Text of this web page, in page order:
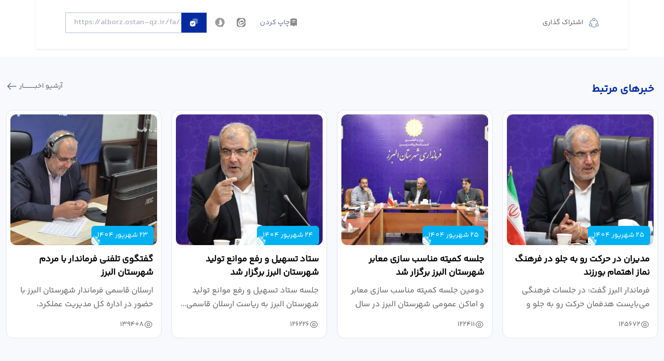
اشتراک گذاری چاپ کردن
خبر‌های مرتبط آرشیو اخبـــــــــــار
25 شهریور 1404
مدیران در حرکت رو به جلو در فرهنگ
نماز اهتمام بورزند
فرماندار البرز گفت: در جلسات فرهنگی
می‌بایست هدفمان حرکت رو به جلو و
دستیابی...
125672
25 شهریور 1404
جلسه کمیته مناسب سازی معابر
شهرستان البرز برگزار شد
دومین جلسه کمیته مناسب سازی معابر
و اماکن عمومی شهرستان البرز در سال
۱۴۰۴ به...
122411
24 شهریور 1404
ستاد تسهیل و رفع موانع تولید
شهرستان البرز برگزار شد
جلسه ستاد تسهیل و رفع موانع تولید
شهرستان البرز به ریاست ارسلان قاسمی...
126226
23 شهریور 1404
گفتگوی تلفنی فرماندار با مردم
شهرستان البرز
ارسلان قاسمی فرماندار شهرستان البرز با
حضور در اداره کل مدیریت عملکرد،
بازرسی...
139408